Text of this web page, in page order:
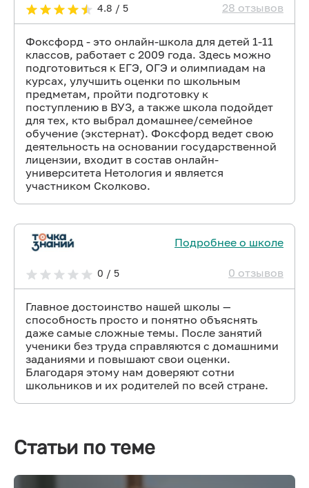
4.8 / 5 28 отзывов
Фоксфорд - это онлайн-школа для детей 1-11
классов, работает с 2009 года. Здесь можно
подготовиться к ЕГЭ, ОГЭ и олимпиадам на
курсах, улучшить оценки по школьным
предметам, пройти подготовку к
поступлению в ВУЗ, а также школа подойдет
для тех, кто выбрал домашнее/семейное
обучение (экстернат). Фоксфорд ведет свою
деятельность на основании государственной
лицензии, входит в состав онлайн-
университета Нетология и является
участником Сколково.
Подробнее о школе
0 / 5 0 отзывов
Главное достоинство нашей школы —
способность просто и понятно объяснять
даже самые сложные темы. После занятий
ученики без труда справляются с домашними
заданиями и повышают свои оценки.
Благодаря этому нам доверяют сотни
школьников и их родителей по всей стране.
Статьи по теме